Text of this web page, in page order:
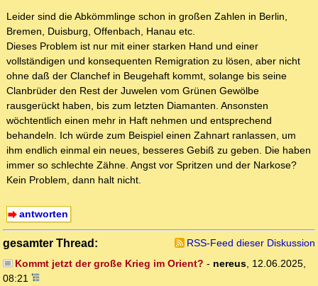
Leider sind die Abkömmlinge schon in großen Zahlen in Berlin,
Bremen, Duisburg, Offenbach, Hanau etc.
Dieses Problem ist nur mit einer starken Hand und einer
vollständigen und konsequenten Remigration zu lösen, aber nicht
ohne daß der Clanchef in Beugehaft kommt, solange bis seine
Clanbrüder den Rest der Juwelen vom Grünen Gewölbe
rausgerückt haben, bis zum letzten Diamanten. Ansonsten
wöchtentlich einen mehr in Haft nehmen und entsprechend
behandeln. Ich würde zum Beispiel einen Zahnart ranlassen, um
ihm endlich einmal ein neues, besseres Gebiß zu geben. Die haben
immer so schlechte Zähne. Angst vor Spritzen und der Narkose?
Kein Problem, dann halt nicht.
antworten
gesamter Thread:
RSS-Feed dieser Diskussion
Kommt jetzt der große Krieg im Orient? - nereus, 12.06.2025,
08:21